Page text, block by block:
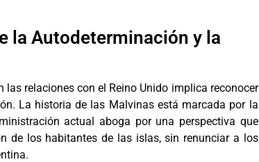
la Autodeterminación y la
las relaciones con el Reino Unido implica reconocer
La historia de las Malvinas está marcada por la
actual aboga por una perspectiva que
de los habitantes de las islas, sin renunciar a los